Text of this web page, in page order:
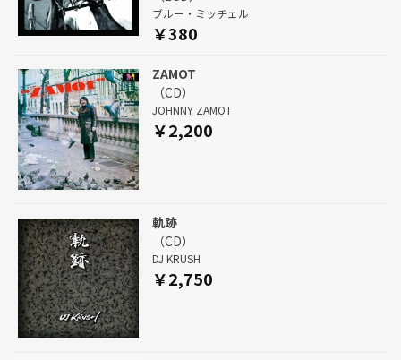
ブルー・ミッチェル
￥380
ZAMOT
（CD）
JOHNNY ZAMOT
￥2,200
軌跡
（CD）
DJ KRUSH
￥2,750